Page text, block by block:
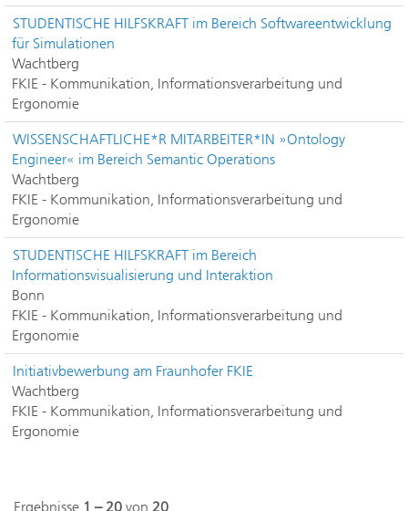
STUDENTISCHE HILFSKRAFT im Bereich Softwareentwicklung
für Simulationen
Wachtberg
FKIE - Kommunikation, Informationsverarbeitung und
Ergonomie
WISSENSCHAFTLICHE*R MITARBEITER*IN »Ontology
Engineer« im Bereich Semantic Operations
Wachtberg
FKIE - Kommunikation, Informationsverarbeitung und
Ergonomie
STUDENTISCHE HILFSKRAFT im Bereich
Informationsvisualisierung und Interaktion
Bonn
FKIE - Kommunikation, Informationsverarbeitung und
Ergonomie
Initiativbewerbung am Fraunhofer FKIE
Wachtberg
FKIE - Kommunikation, Informationsverarbeitung und
Ergonomie
Ergebnisse 1 – 20 von 20